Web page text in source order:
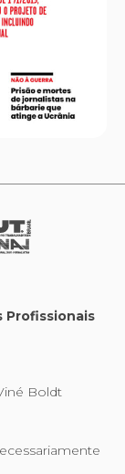
Profissionais
Boldt